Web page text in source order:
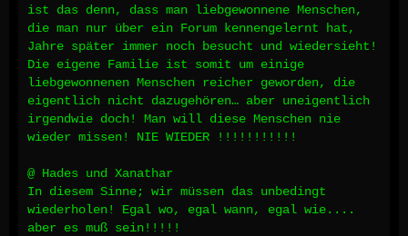
ist das denn, dass man liebgewonnene Menschen,
die man nur über ein Forum kennengelernt hat,
Jahre später immer noch besucht und wiedersieht!
Die eigene Familie ist somit um einige
liebgewonnenen Menschen reicher geworden, die
eigentlich nicht dazugehören… aber uneigentlich
irgendwie doch! Man will diese Menschen nie
wieder missen! NIE WIEDER !!!!!!!!!!!
@ Hades und Xanathar
In diesem Sinne; wir müssen das unbedingt
wiederholen! Egal wo, egal wann, egal wie....
aber es muß sein!!!!!